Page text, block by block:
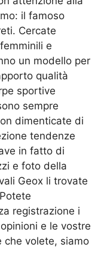
il famoso
Cercate
e
un modello per
qualità
sportive
sempre
dimenticate di
tendenze
in fatto di
e foto della
Geox li trovate
registrazione i
e le vostre
che volete, siamo